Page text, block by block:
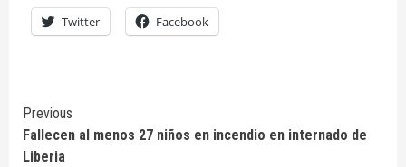
Twitter Facebook
Continue
Reading
Previous
Fallecen al menos 27 niños en incendio en internado de
Liberia